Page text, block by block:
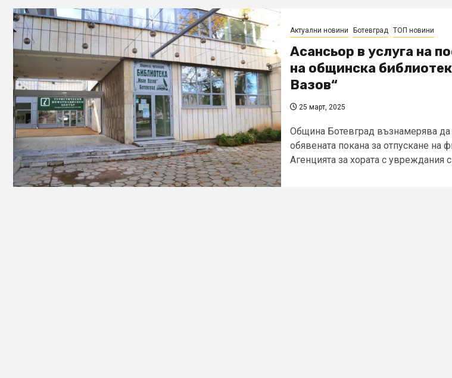
Актуални новини Ботевград ТОП новини
Асансьор в услуга на
на общинска
Вазов“
25 март, 2025
Община Ботевград възнамерява да
обявената покана за отпускане на
Агенцията за хората с увреждания